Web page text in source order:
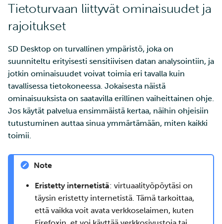
Tietoturvaan liittyvät ominaisuudet ja
rajoitukset
SD Desktop on turvallinen ympäristö, joka on
suunniteltu erityisesti sensitiivisen datan analysointiin, ja
jotkin ominaisuudet voivat toimia eri tavalla kuin
tavallisessa tietokoneessa. Jokaisesta näistä
ominaisuuksista on saatavilla erillinen vaiheittainen ohje.
Jos käytät palvelua ensimmäistä kertaa, näihin ohjeisiin
tutustuminen auttaa sinua ymmärtämään, miten kaikki
toimii.
Note
Eristetty internetistä: virtuaalityöpöytäsi on
täysin eristetty internetistä. Tämä tarkoittaa,
että vaikka voit avata verkkoselaimen, kuten